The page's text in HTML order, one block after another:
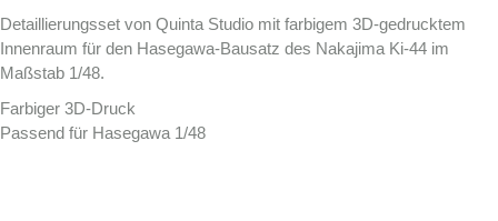
Detaillierungsset von Quinta Studio mit farbigem 3D-gedrucktem
Innenraum für den Hasegawa-Bausatz des Nakajima Ki-44 im
Maßstab 1/48.
Farbiger 3D-Druck
Passend für Hasegawa 1/48